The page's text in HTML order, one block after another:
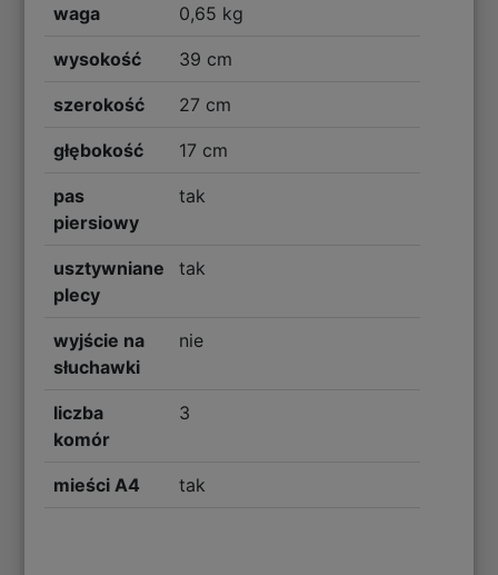
waga 0,65 kg
wysokość 39 cm
szerokość 27 cm
głębokość 17 cm
pas
piersiowy
tak
usztywniane
plecy
tak
wyjście na
słuchawki
nie
liczba
komór
3
mieści A4 tak